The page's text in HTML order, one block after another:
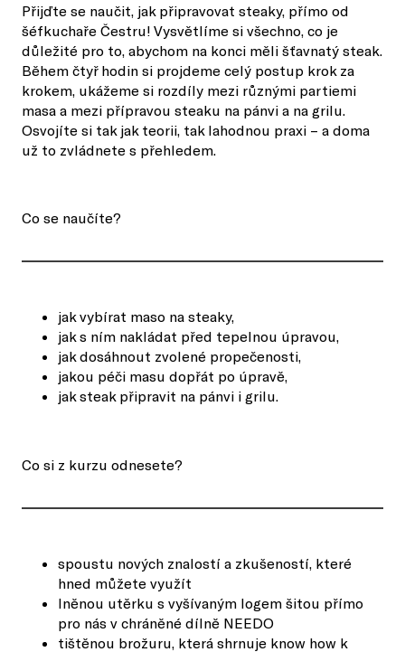
Přijďte se naučit, jak připravovat steaky, přímo od
šéfkuchaře Čestru! Vysvětlíme si všechno, co je
důležité pro to, abychom na konci měli šťavnatý steak.
Během čtyř hodin si projdeme celý postup krok za
krokem, ukážeme si rozdíly mezi různými partiemi
masa a mezi přípravou steaku na pánvi a na grilu.
Osvojíte si tak jak teorii, tak lahodnou praxi – a doma
už to zvládnete s přehledem.
Co se naučíte?
jak vybírat maso na steaky,
jak s ním nakládat před tepelnou úpravou,
jak dosáhnout zvolené propečenosti,
jakou péči masu dopřát po úpravě,
jak steak připravit na pánvi i grilu.
Co si z kurzu odnesete?
spoustu nových znalostí a zkušeností, které
hned můžete využít
lněnou utěrku s vyšívaným logem šitou přímo
pro nás v chráněné dílně NEEDO
tištěnou brožuru, která shrnuje know how k